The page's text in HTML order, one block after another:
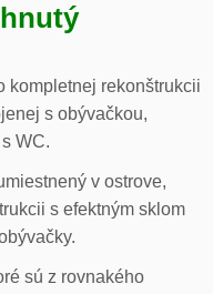
kompletnej rekonštrukcii
s obývačkou,
WC.
v ostrove,
s efektným sklom
sú z rovnakého